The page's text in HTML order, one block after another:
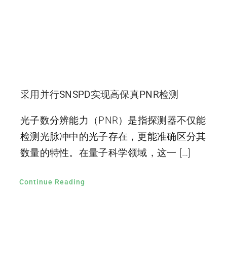
采用并行SNSPD实现高保真PNR检测
光子数分辨能力（PNR）是指探测器不仅能
检测光脉冲中的光子存在，更能准确区分其
数量的特性。在量子科学领域，这一 […]
Continue Reading